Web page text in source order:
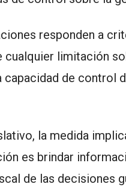
responden a
limitación
de control
la medida
es brindar
de las decisiones